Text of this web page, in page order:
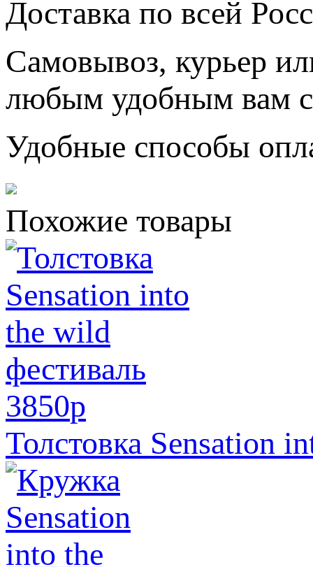
Доставка по всей
Самовывоз, курьер
любым удобным вам
Удобные способы
Похожие товары
3850p
Толстовка Sensation